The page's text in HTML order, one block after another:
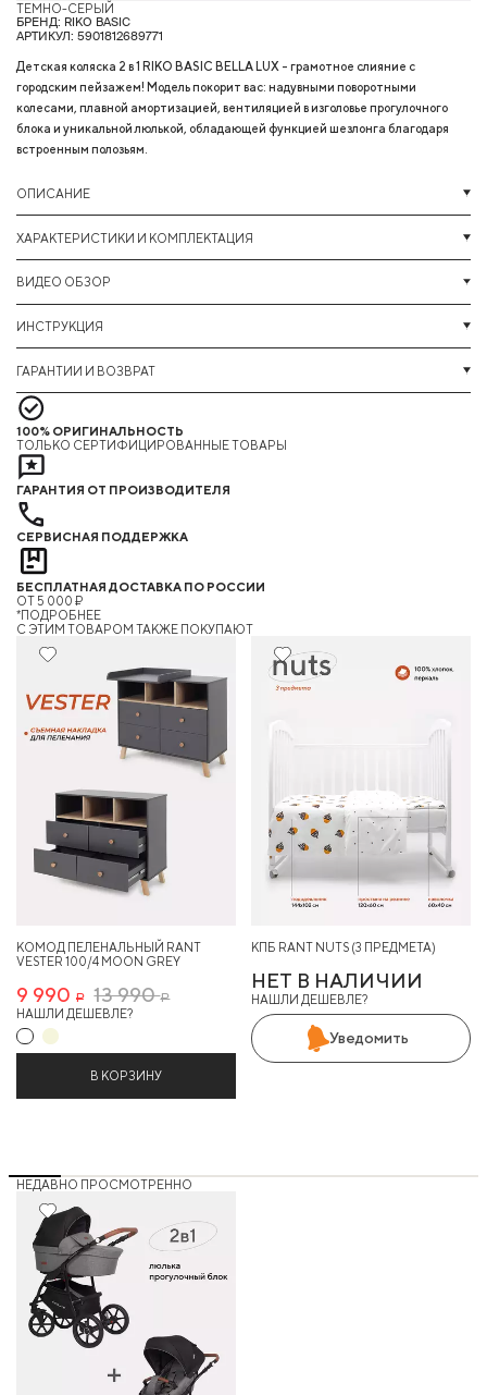
ТЕМНО-СЕРЫЙ
БРЕНД: RIKO BASIC
АРТИКУЛ: 5901812689771
Детская коляска 2 в 1 RIKO BASIC BELLA LUX - грамотное слияние с
городским пейзажем! Модель покорит вас: надувными поворотными
колесами, плавной амортизацией, вентиляцией в изголовье прогулочного
блока и уникальной люлькой, обладающей функцией шезлонга благодаря
встроенным полозьям.
ОПИСАНИЕ
ХАРАКТЕРИСТИКИ И КОМПЛЕКТАЦИЯ
ВИДЕО ОБЗОР
ИНСТРУКЦИЯ
ГАРАНТИИ И ВОЗВРАТ
100% ОРИГИНАЛЬНОСТЬ
ТОЛЬКО СЕРТИФИЦИРОВАННЫЕ ТОВАРЫ
ГАРАНТИЯ ОТ ПРОИЗВОДИТЕЛЯ
СЕРВИСНАЯ ПОДДЕРЖКА
БЕСПЛАТНАЯ ДОСТАВКА ПО РОССИИ
ОТ 5 000 ₽
*ПОДРОБНЕЕ
C ЭТИМ ТОВАРОМ ТАКЖЕ ПОКУПАЮТ
28%
КОМОД ПЕЛЕНАЛЬНЫЙ RANT
VESTER 100/4 MOON GREY
9 990 Р 13 990Р
НАШЛИ ДЕШЕВЛЕ?
В КОРЗИНУ
КПБ RANT NUTS (3 ПРЕДМЕТА)
НЕТ В НАЛИЧИИ
НАШЛИ ДЕШЕВЛЕ?
Уведомить
НЕДАВНО ПРОСМОТРЕННО